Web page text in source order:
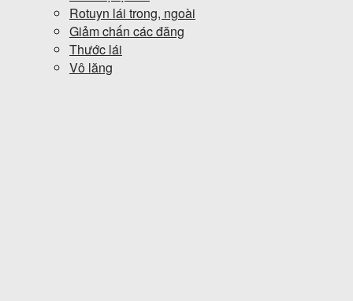
Rotuyn lái trong, ngoài
Giảm chấn các đăng
Thước lái
Vô lăng